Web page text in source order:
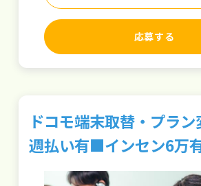
応募する
ドコモ端末取替・プラ
週払い有■インセン6万